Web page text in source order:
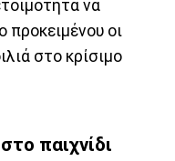
να
προκειμένου οι
στο κρίσιμο
παιχνίδι